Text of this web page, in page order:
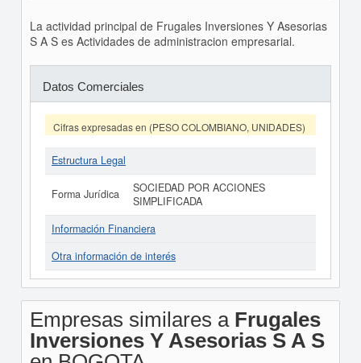
La actividad principal de Frugales Inversiones Y Asesorias
S A S es Actividades de administracion empresarial.
Datos Comerciales
Cifras expresadas en (PESO COLOMBIANO, UNIDADES)
Estructura Legal
Forma Jurídica
SOCIEDAD POR ACCIONES
SIMPLIFICADA
Información Financiera
Otra información de interés
Empresas similares a Frugales
Inversiones Y Asesorias S A S